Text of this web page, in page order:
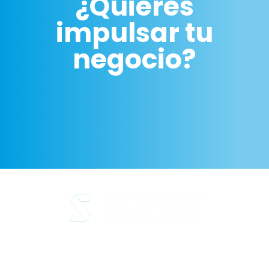
impulsar tu
negocio?